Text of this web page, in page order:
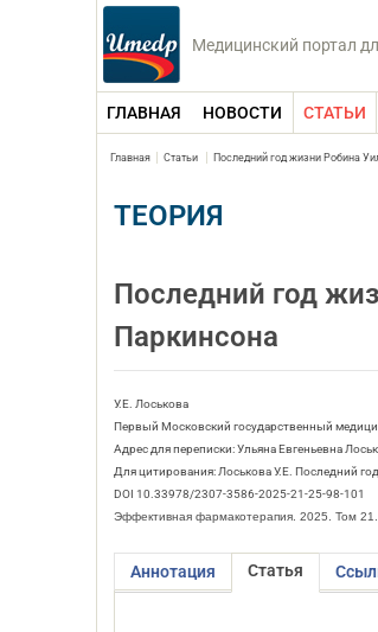
Медицинский портал
ГЛАВНАЯ НОВОСТИ СТАТЬИ
Главная Статьи Последний год жизни Робина
ТЕОРИЯ
Последний год
Паркинсона
У.Е. Лоськова
Первый Московский государственный
Адрес для переписки: Ульяна Евгеньевна
Для цитирования: Лоськова У.Е. Последний
DOI 10.33978/2307-3586-2025-21-25-98-101
Эффективная фармакотерапия. 2025. Том
Аннотация Статья